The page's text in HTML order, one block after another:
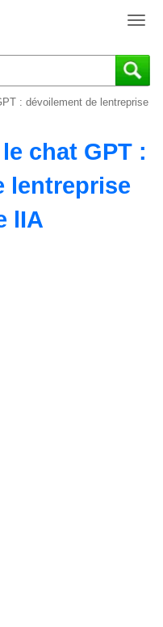
T
g
g
a
v
: dévoilement de lentreprise
chat GPT :
lentreprise
lIA